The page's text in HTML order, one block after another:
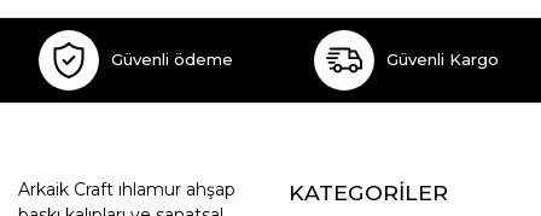
Güvenli ödeme Güvenli Kargo
Arkaik Craft ıhlamur ahşap
KATEGORİLER